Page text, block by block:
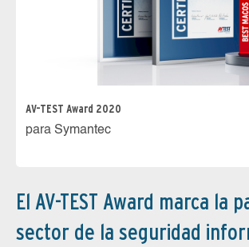
AV-TEST Award 2020
para Symantec
El AV-TEST Award marca la
sector de la seguridad